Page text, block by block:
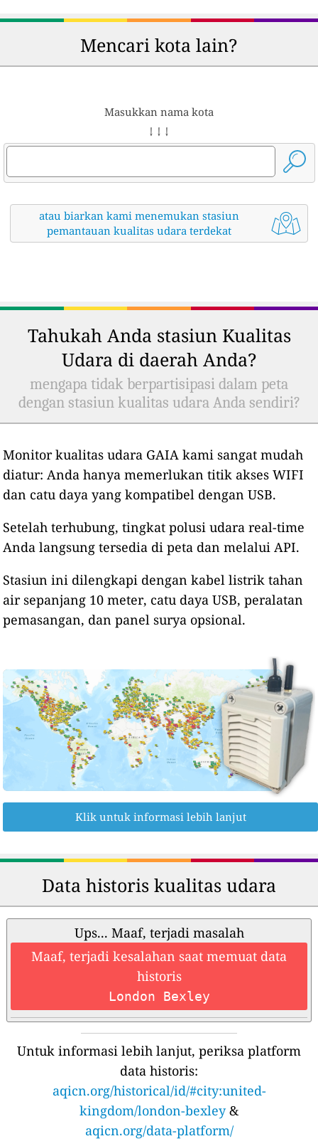
Mencari kota lain?
Masukkan nama kota
↓ ↓ ↓
atau biarkan kami menemukan stasiun
pemantauan kualitas udara terdekat
Tahukah Anda stasiun Kualitas
Udara di daerah Anda?
mengapa tidak berpartisipasi dalam peta
dengan stasiun kualitas udara Anda sendiri?
Monitor kualitas udara GAIA kami sangat mudah
diatur: Anda hanya memerlukan titik akses WIFI
dan catu daya yang kompatibel dengan USB.
Setelah terhubung, tingkat polusi udara real-time
Anda langsung tersedia di peta dan melalui API.
Stasiun ini dilengkapi dengan kabel listrik tahan
air sepanjang 10 meter, catu daya USB, peralatan
pemasangan, dan panel surya opsional.
Klik untuk informasi lebih lanjut
Data historis kualitas udara
Ups... Maaf, terjadi masalah
Maaf, terjadi kesalahan saat memuat data
historis
London Bexley
Untuk informasi lebih lanjut, periksa platform
data historis:
aqicn.org/historical/id/#city:united-
kingdom/london-bexley&
aqicn.org/data-platform/